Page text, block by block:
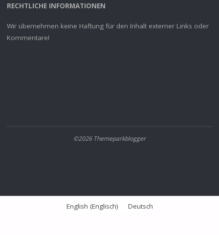
RECHTLICHE INFORMATIONEN
Wir übernehmen keine Haftung für den Inhalt externer Links oder
Kommentare!
©2026 Themeparkblogger
English (Englisch) Deutsch